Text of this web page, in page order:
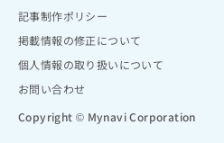
記事制作ポリシー
掲載情報の修正について
個人情報の取り扱いについて
お問い合わせ
Copyright © Mynavi Corporation